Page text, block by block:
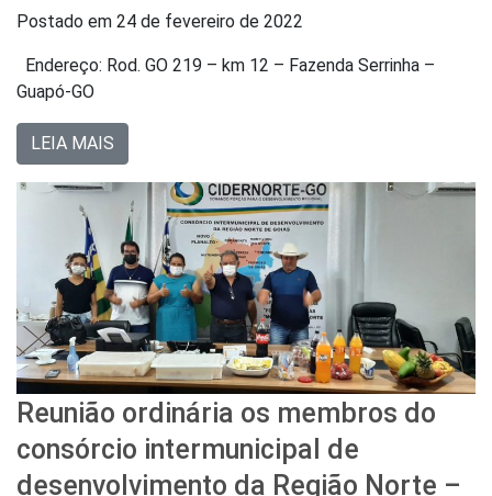
Postado em 24 de fevereiro de 2022
Endereço: Rod. GO 219 – km 12 – Fazenda Serrinha –
Guapó-GO
LEIA MAIS
Reunião ordinária os membros do
consórcio intermunicipal de
desenvolvimento da Região Norte –